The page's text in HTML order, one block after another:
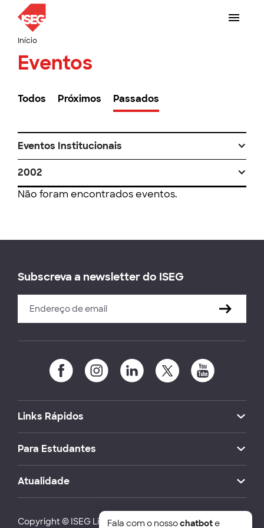
Início
Eventos
Todos Próximos Passados
Eventos Institucionais
2002
Não foram encontrados eventos.
Subscreva a newsletter do ISEG
Links Rápidos
Para Estudantes
Atualidade
Copyright © ISEG Lisbon School of Economics and
Fala com o nossochatbote